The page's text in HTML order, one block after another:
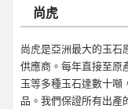
尚虎
尚虎是亞洲最大的玉石
供應商。每年直接至原
玉等多種玉石達數十噸
品。我們保證所有出產